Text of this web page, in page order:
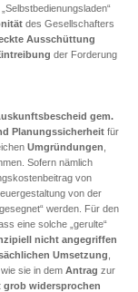
des Gesellschafters
Ausschüttung
der Forderung
gem.
Planungssicherheit für
Umgründungen
Sofern nämlich
von
von der
werden. Für den
eine solche „gerulte“
nicht angegriffen
Umsetzung
wie sie in dem Antrag zur
grob widersprochen